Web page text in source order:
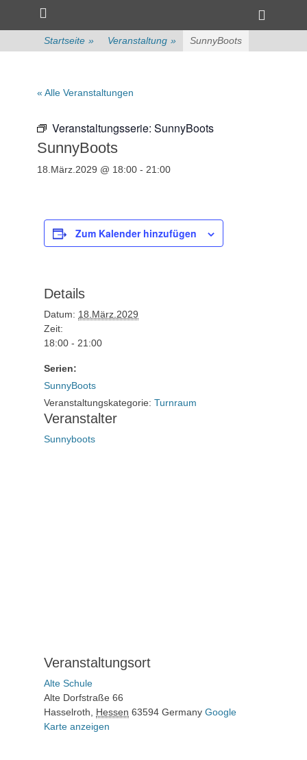
zum
Inhalt
überspringen
Primärmenü
Toggle
Startseite » Veranstaltung » SunnyBoots
« Alle Veranstaltungen
Veranstaltungsserie: SunnyBoots
SunnyBoots
18.März.2029 @ 18:00 - 21:00
Zum Kalender hinzufügen
Details
Datum: 18.März.2029
Zeit:
18:00 - 21:00
Serien:
SunnyBoots
Veranstaltungskategorie: Turnraum
Veranstalter
Sunnyboots
Veranstaltungsort
Alte Schule
Alte Dorfstraße 66
Hasselroth
Hessen 63594 Germany Google
Karte anzeigen